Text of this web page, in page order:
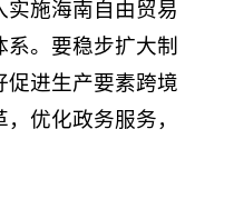
施海南自由贸易
。要稳步扩大制
促进生产要素跨境
优化政务服务，